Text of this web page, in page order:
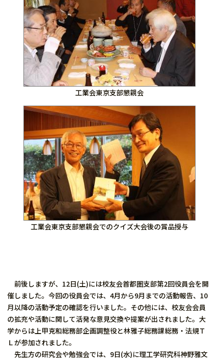
工業会東京支部懇親会
工業会東京支部懇親会でのクイズ大会後の賞品授与
前後しますが、12日(土)には校友会首都圏支部第2回役員会を開
催しました。今回の役員会では、4月から9月までの活動報告、10
月以降の活動予定の確認を行いました。その他には、校友会会員
の拡充や活動に関して活発な意見交換や提案が出されました。大
学からは上甲克和総務部企画調整役と林雅子総務課総務・法規Ｔ
Ｌが参加されました。
先生方の研究会や勉強会では、9日(水)に理工学研究科神野雅文